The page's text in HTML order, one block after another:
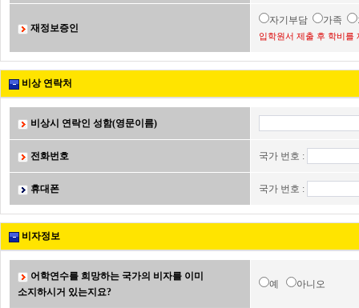
재정보증인
자기부담 가족
입학원서 제출 후 학비를
비상 연락처
비상시 연락인 성함(영문이름)
전화번호 국가 번호 :
휴대폰 국가 번호 :
비자정보
어학연수를 희망하는 국가의 비자를 이미
소지하시거 있는지요?
예 아니오